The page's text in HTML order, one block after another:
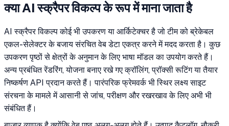
क्या AI स्क्रैपर विकल्प के रूप में माना जाता है
AI स्क्रैपर विकल्प कोई भी उपकरण या आर्किटेक्चर है जो टीम को ब्रेकेबल
एकल-सेलेक्टर के बजाय संरचित वेब डेटा एकत्र करने में मदद करता है। कुछ
उपकरण पृष्ठों से क्षेत्रों के अनुमान के लिए भाषा मॉडल का उपयोग करते हैं।
अन्य प्रबंधित रेंडरिंग, योजना बनाए रखे गए क्रॉलिंग, प्रॉक्सी रूटिंग या तैयार
निष्कर्षण API प्रदान करते हैं। पारंपरिक फ्रेमवर्क भी स्थिर लक्ष्य साइट
संरचना के मामले में आसानी से जांच, परीक्षण और रखरखाव के लिए अभी भी
संबंधित हैं।